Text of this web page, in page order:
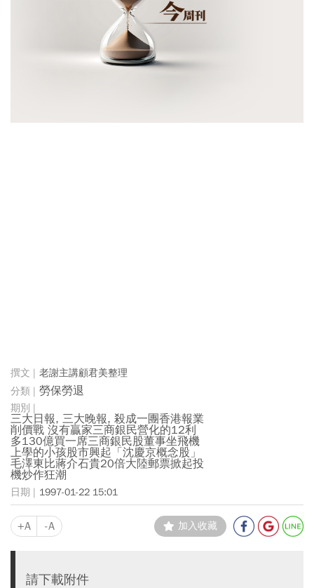
老謝主講顧君美整理
勞保勞退
三大日報, 三大晚報, 殺成一團香港報業
削價戰 沒有贏家三商銀民營化的12利
多130億買一席三商銀民股董事坐飛機
上學的小孩股市興起「沈慶京概念股」
毛澤東比蔣介石貴20倍大陸郵票掀起投
機炒作狂潮
1997-01-22 15:01
+A -A 加入收藏
請下載附件